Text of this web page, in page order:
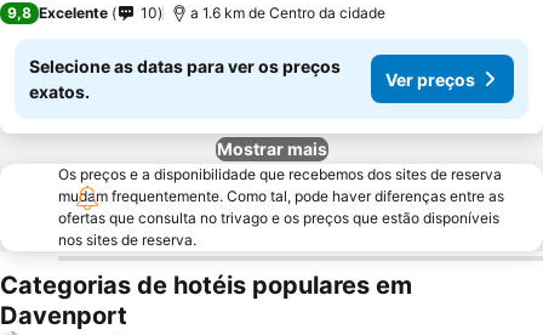
9,8 Excelente 10 a 1.6 km de Centro da cidade
Selecione as datas para ver os preços
exatos.
Ver preços
Mostrar mais
Os preços e a disponibilidade que recebemos dos sites de reserva
mudam frequentemente. Como tal, pode haver diferenças entre as
ofertas que consulta no trivago e os preços que estão disponíveis
nos sites de reserva.
Categorias de hotéis populares em
Davenport